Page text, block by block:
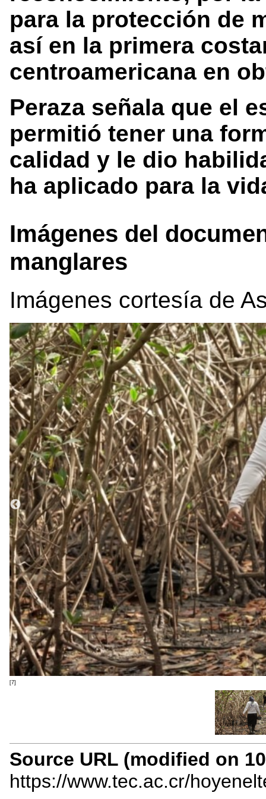
para la protección de
así en la primera
centroamericana en
Peraza señala que el
permitió tener una
calidad y le dio
ha aplicado para la
Imágenes del
manglares
Imágenes cortesía de
[7]
Source URL (modified on
https://www.tec.ac.cr/